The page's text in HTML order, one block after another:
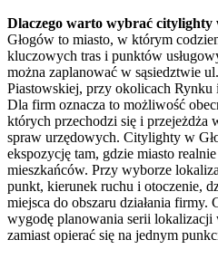
Dlaczego warto wybrać citylighty
Głogów to miasto, w którym
kluczowych tras i punktów
można zaplanować w sąsiedztwie
Piastowskiej, przy okolicach
Dla firm oznacza to możliwość
których przechodzi się i przejeżdża
spraw urzędowych. Citylighty w
ekspozycję tam, gdzie miasto
mieszkańców. Przy wyborze
punkt, kierunek ruchu i otoczenie,
miejsca do obszaru działania
wygodę planowania serii lokalizacji
zamiast opierać się na jednym